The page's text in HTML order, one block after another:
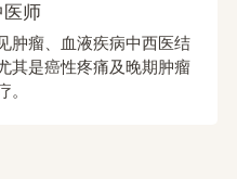
医师
肿瘤、血液疾病中西医结
其是癌性疼痛及晚期肿瘤
。